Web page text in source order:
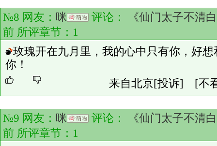
№8 网友： 咪 评论：
《仙门太子不清
前 所评章节： 1
玫瑰开在九月里，我的心中只有你，好
你！
来自北京[投诉] [不
№9 网友： 咪 评论：
《仙门太子不清
前 所评章节： 1